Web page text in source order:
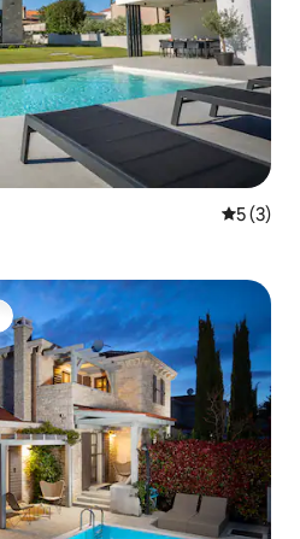
5 (3)